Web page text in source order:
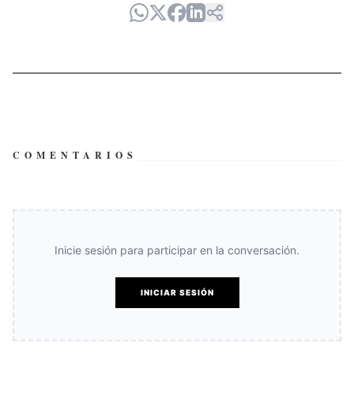
COMENTARIOS
Inicie sesión para participar en la conversación.
INICIAR SESIÓN